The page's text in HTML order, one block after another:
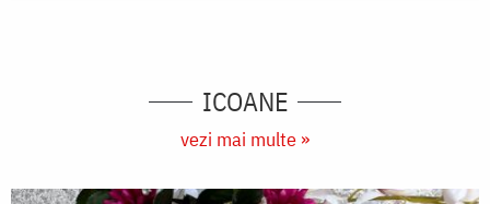
ICOANE
vezi mai multe »